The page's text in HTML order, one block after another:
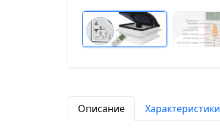
Описание Характеристики